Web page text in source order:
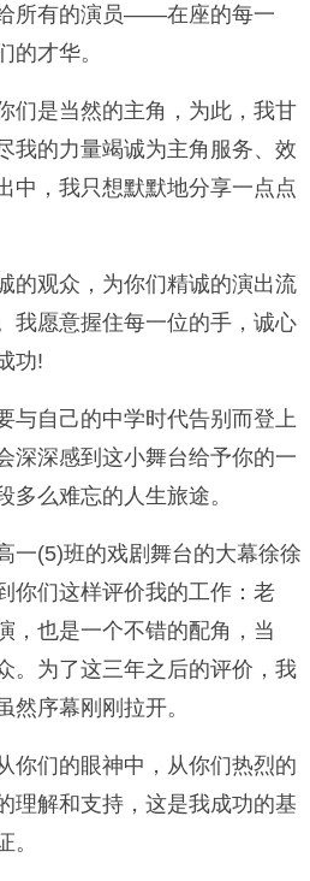
所有的演员――在座的每一
的才华。
们是当然的主角，为此，我甘
我的力量竭诚为主角服务、效
中，我只想默默地分享一点点
的观众，为你们精诚的演出流
我愿意握住每一位的手，诚心
功!
与自己的中学时代告别而登上
深深感到这小舞台给予你的一
多么难忘的人生旅途。
一(5)班的戏剧舞台的大幕徐徐
你们这样评价我的工作：老
，也是一个不错的配角，当
。为了这三年之后的评价，我
然序幕刚刚拉开。
你们的眼神中，从你们热烈的
理解和支持，这是我成功的基
。